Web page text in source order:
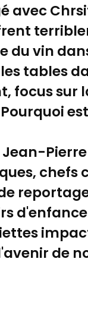
avec
du vin
tables
focus sur
chefs
de